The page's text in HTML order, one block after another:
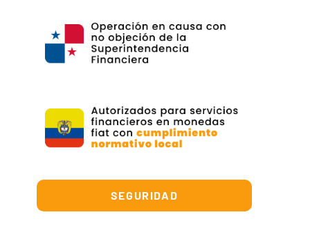
SEGURIDAD